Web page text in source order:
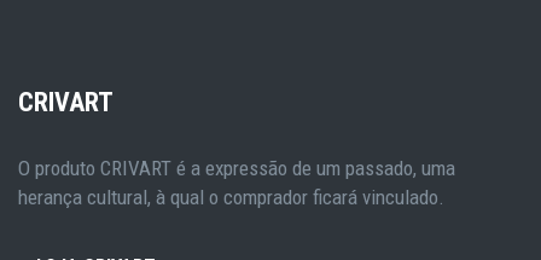
CRIVART
O produto CRIVART é a expressão de um passado, uma
herança cultural, à qual o comprador ficará vinculado.